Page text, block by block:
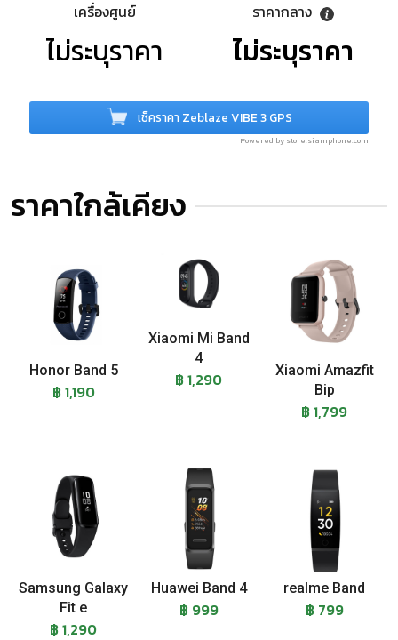
เครื่องศูนย์
ไม่ระบุราคา
ราคากลาง
ไม่ระบุราคา
เช็คราคา Zeblaze VIBE 3 GPS
Powered by store.siamphone.com
ราคาใกล้เคียง
Honor Band 5
฿ 1,190
Xiaomi Mi Band
4
฿ 1,290
Xiaomi Amazfit
Bip
฿ 1,799
Samsung Galaxy
Fit e
฿ 1,290
Huawei Band 4
฿ 999
realme Band
฿ 799